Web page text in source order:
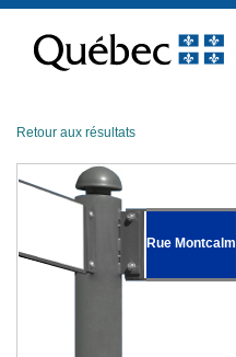
contenu
Retour aux résultats
Rue Montcalm